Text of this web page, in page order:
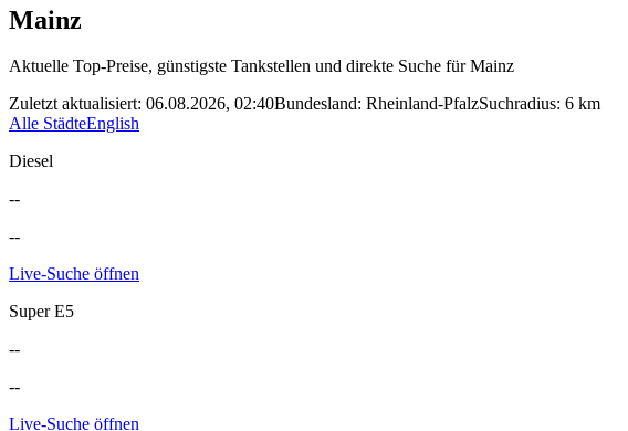
Mainz
Aktuelle Top-Preise, günstigste Tankstellen und direkte Suche für Mainz
Zuletzt aktualisiert: 06.08.2026, 02:40Bundesland: Rheinland-PfalzSuchradius: 6 km
Alle StädteEnglish
Diesel
--
--
Live-Suche öffnen
Super E5
--
--
Live-Suche öffnen